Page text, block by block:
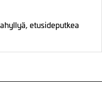
etusideputkea